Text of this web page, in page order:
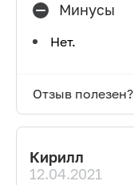
Минусы
Нет.
Отзыв полезен?
Кирилл
12.04.2021